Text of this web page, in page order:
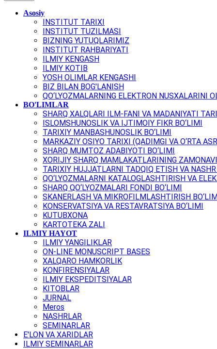
Asosiy
INSTITUT TARIXI
INSTITUT TUZILMASI
BIZNING YUTUQLARIMIZ
INSTITUT RAHBARIYATI
ILMIY KENGASH
ILMIY KOTIB
YOSH OLIMLAR KENGASHI
BIZ BILAN BOG'LANISH
QO‘LYOZMALARNING ELEKTRON NUSXALARINI
BO'LIMLAR
SHARQ XALQLARI ILM-FANI VA MADANIYATI
ISLOMSHUNOSLIK VA IJTIMOIY FIKR BO‘LIMI
TARIXIY MANBASHUNOSLIK BO‘LIMI
MARKAZIY OSIYO TARIXI (QADIMGI VA O‘RTA
SHARQ MUMTOZ ADABIYOTI BO‘LIMI
XORIJIY SHARQ MAMLAKATLARINING
TARIXIY HUJJATLARNI TADQIQ ETISH VA
QO‘LYOZMALARNI KATALOGLASHTIRISH VA
SHARQ QO‘LYOZMALARI FONDI BO‘LIMI
SKANERLASH VA MIKROFILMLASHTIRISH
KONSERVATSIYA VA RESTAVRATSIYA BO‘LIMI
KUTUBXONA
KARTOTEKA ZALI
ILMIY HAYOT
ILMIY YANGILIKLAR
ON-LINE MONUSCRIPT BASES
XALQARO HAMKORLIK
KONFIRENSIYALAR
ILMIY EKSPEDITSIYALAR
KITOBLAR
JURNAL
Meros
NASHRLAR
SEMINARLAR
E'LON VA XARIDLAR
ILMIY SEMINARLAR